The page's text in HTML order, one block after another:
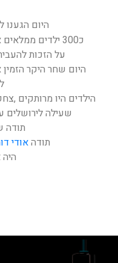
היום הגענו
כ300 ילדים ממלאים את האולם והלב מתמלא שמחה
על הזכות
היום שחר היקר
הילדים היו מרותקים
שעילה
תודה
תודהאודי